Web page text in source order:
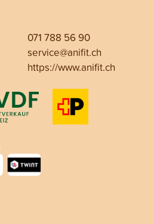
071 788 56 90
service@anifit.ch
https://www.anifit.ch